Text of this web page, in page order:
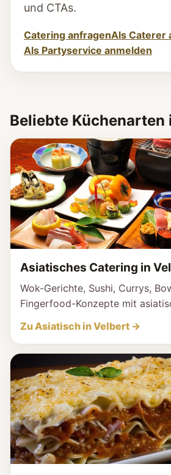
und CTAs.
Catering anfragenAls Caterer
Als Partyservice anmelden
Beliebte Küchenarten
Asiatisches Catering in
Wok-Gerichte, Sushi, Currys,
Fingerfood-Konzepte mit
Zu Asiatisch in Velbert →